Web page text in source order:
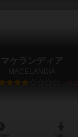
マケランディア
MACELANDIA
6.2